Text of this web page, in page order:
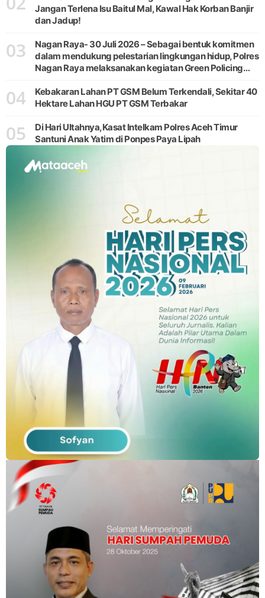
Jangan Terlena Isu Baitul Mal, Kawal Hak Korban Banjir
dan Jadup!
03
Nagan Raya- 30 Juli 2026 – Sebagai bentuk komitmen
dalam mendukung pelestarian lingkungan hidup, Polres
Nagan Raya melaksanakan kegiatan Green Policing
Kecamatan Beutong, Kabupaten
04
Kebakaran Lahan PT GSM Belum Terkendali, Sekitar 40
Hektare Lahan HGU PT GSM Terbakar
05
Di Hari Ultahnya,Kasat Intelkam Polres Aceh Timur
Santuni Anak Yatim di Ponpes Paya Lipah